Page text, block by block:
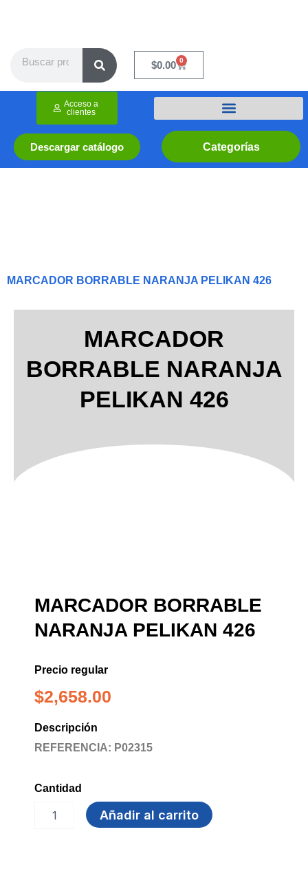
$0.00 0
Cart
Categorías
Descargar catálogo
Acceso a
clientes
MARCADOR BORRABLE NARANJA PELIKAN 426
MARCADOR
BORRABLE NARANJA
PELIKAN 426
MARCADOR BORRABLE
NARANJA PELIKAN 426
Precio regular
$2,658.00
Descripción
REFERENCIA: P02315
Cantidad
MARCADOR
BORRABLE
Añadir al carrito